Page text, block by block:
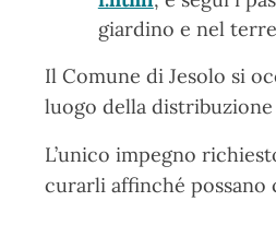
giardino e nel
Il Comune di Jesolo si
luogo della
L’unico impegno
curarli affinché possano